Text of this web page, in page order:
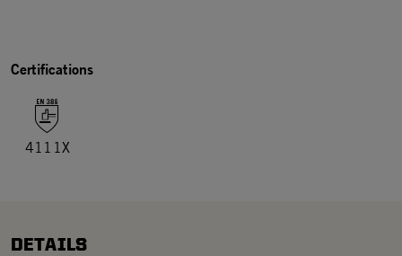
Certifications
4111X
DETAILS